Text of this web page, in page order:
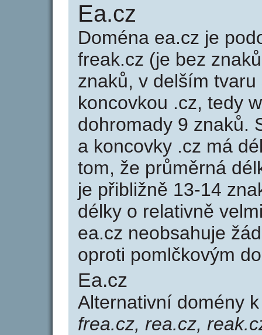
Ea.cz
Doména ea.cz je
freak.cz (je bez
znaků, v delším
koncovkou .cz, tedy
dohromady 9 znaků.
a koncovky .cz má
tom, že průměrná
je přibližně 13-14
délky o relativně
ea.cz neobsahuje
oproti pomlčkovým
Ea.cz
Alternativní domény
frea.cz, rea.cz,